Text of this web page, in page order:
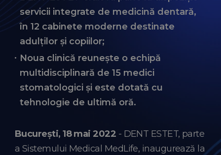
servicii integrate de medicină dentară,
în 12 cabinete moderne destinate
adulților și copiilor;
Noua clinică reunește o echipă
multidisciplinară de 15 medici
stomatologici și este dotată cu
tehnologie de ultimă oră.
București, 18 mai 2022 - DENT ESTET, parte
a Sistemului Medical MedLife, inaugurează la